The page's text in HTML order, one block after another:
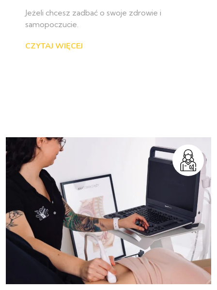
Jeżeli chcesz zadbać o swoje zdrowie i
samopoczucie.
CZYTAJ WIĘCEJ